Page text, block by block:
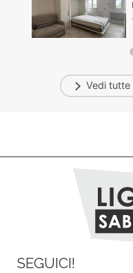
Dal
Vedi
SEGUICI!